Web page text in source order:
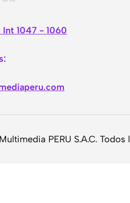
1047 - 1060
PERU S.A.C. Todos